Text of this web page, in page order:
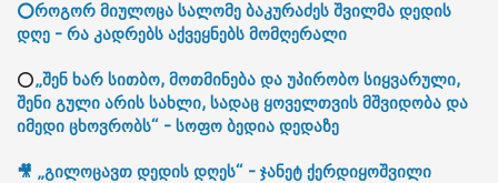
⭕როგორ მიულოცა სალომე ბაკურაძეს შვილმა დედის
დღე - რა კადრებს აქვეყნებს მომღერალი
⭕„შენ ხარ სითბო, მოთმინება და უპირობო სიყვარული,
შენი გული არის სახლი, სადაც ყოველთვის მშვიდობა და
იმედი ცხოვრობს“ - სოფო ბედია დედაზე
🎥 „გილოცავთ დედის დღეს“ - ჯანეტ ქერდიყოშვილი